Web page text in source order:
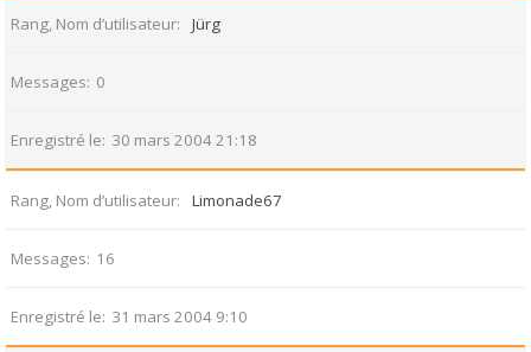
Rang, Nom d’utilisateur Jürg
Messages 0
Enregistré le 30 mars 2004 21:18
Rang, Nom d’utilisateur Limonade67
Messages 16
Enregistré le 31 mars 2004 9:10